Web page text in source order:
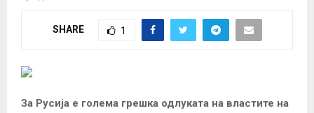
SHARE 1
За Русија е голема грешка одлуката на властите на